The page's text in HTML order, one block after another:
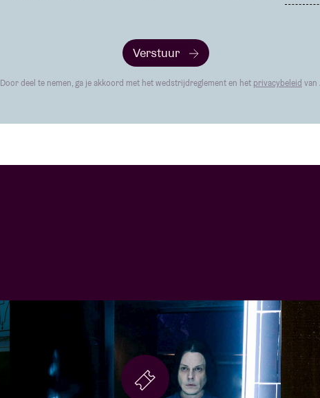
Verstuur
Door deel te nemen, ga je akkoord met het wedstrijdreglement en het privacybeleid van